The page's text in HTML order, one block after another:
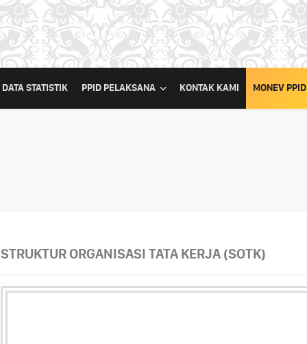
DATA STATISTIK PPID PELAKSANA KONTAK KAMI MONEV PPID
STRUKTUR ORGANISASI TATA KERJA (SOTK)